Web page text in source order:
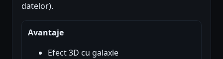
datelor).
Avantaje
Efect 3D cu galaxie